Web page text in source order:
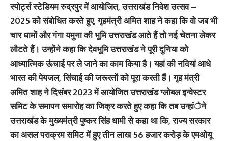
स्पोर्ट्स स्टेडियम रुद्रपुर में आयोजित, उत्तराखंड निवेश उत्सव –
2025 को संबोधित करते हुए, गृहमंत्री अमित शाह ने कहा कि वो जब भी
चार धामों और गंगा यमुना की भूमि उत्तराखंड आते हैं तो नई चेतना लेकर
लौटते हैं। उन्होंने कहा कि देवभूमि उत्तराखंड ने पूरी दुनिया को
आध्यात्मिक ऊंचाई पर ले जाने का काम किया है। यहां की नदियां आधे
भारत की पेयजल, सिंचाई की जरूरतों को पूरा करती हैं। गृह मंत्री
अमित शाह ने दिसंबर 2023 में आयोजित उत्तराखंड ग्लोबल इन्वेस्टर
समिट के समापन समारोह का जिक्र करते हुए कहा कि तब उन्हांेने
उत्तराखंड के मुख्यमंत्री पुष्कर सिंह धामी से कहा था कि, राज्य सरकार
का असल पराक्रम समिट में हुए तीन लाख 56 हजार करोड़ के एमओयू